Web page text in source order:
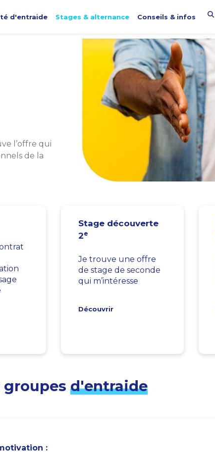
d'entraide Stages & alternance Conseils & infos
l’offre qui
de la
Stage découverte
2e
Je trouve une offre
de stage de seconde
qui m’intéresse
Découvrir
groupes d'entraide
: